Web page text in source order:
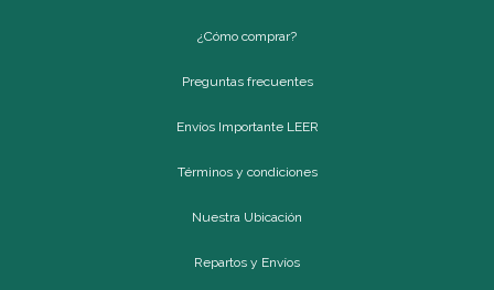
¿Cómo comprar?
Preguntas frecuentes
Envíos Importante LEER
Términos y condiciones
Nuestra Ubicación
Repartos y Envíos